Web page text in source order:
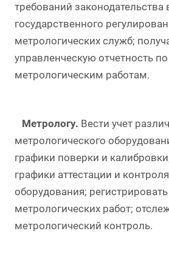
требований законодательства
государственного
метрологических служб;
управленческую отчетность
метрологическим работам.
Метрологу. Вести учет
метрологического
графики поверки и
графики аттестации и
оборудования;
метрологических работ;
метрологический контроль.